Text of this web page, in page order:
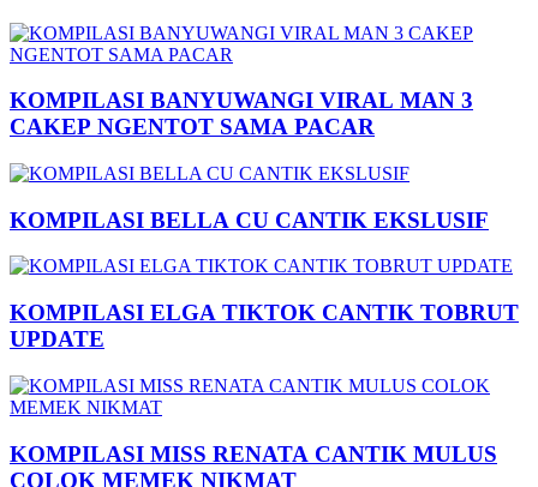
KOMPILASI BANYUWANGI VIRAL MAN 3
CAKEP NGENTOT SAMA PACAR
KOMPILASI BELLA CU CANTIK EKSLUSIF
KOMPILASI ELGA TIKTOK CANTIK TOBRUT
UPDATE
KOMPILASI MISS RENATA CANTIK MULUS
COLOK MEMEK NIKMAT